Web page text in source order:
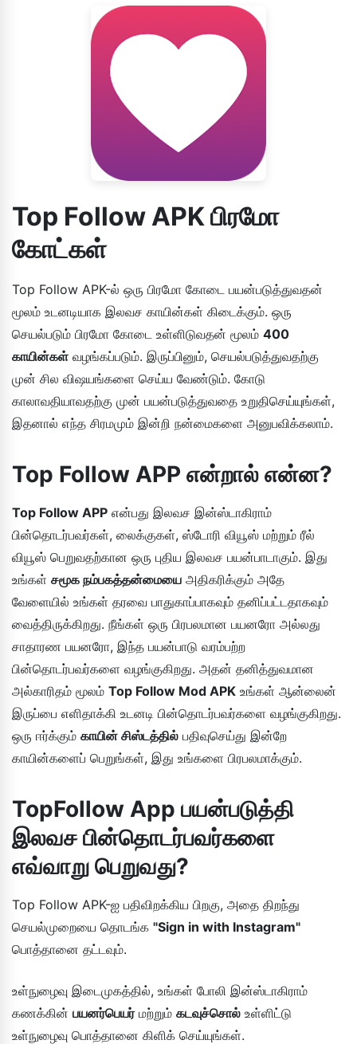
Top Follow APK பிரமோ
கோட்கள்
Top Follow APK-ல் ஒரு பிரமோ கோடை பயன்படுத்துவதன்
மூலம் உடனடியாக இலவச காயின்கள் கிடைக்கும். ஒரு
செயல்படும் பிரமோ கோடை உள்ளிடுவதன் மூலம் 400
காயின்கள் வழங்கப்படும். இருப்பினும், செயல்படுத்துவதற்கு
முன் சில விஷயங்களை செய்ய வேண்டும். கோடு
காலாவதியாவதற்கு முன் பயன்படுத்துவதை உறுதிசெய்யுங்கள்,
இதனால் எந்த சிரமமும் இன்றி நன்மைகளை அனுபவிக்கலாம்.
Top Follow APP என்றால் என்ன?
Top Follow APP என்பது இலவச இன்ஸ்டாகிராம்
பின்தொடர்பவர்கள், லைக்குகள், ஸ்டோரி வியூஸ் மற்றும் ரீல்
வியூஸ் பெறுவதற்கான ஒரு புதிய இலவச பயன்பாடாகும். இது
உங்கள் சமூக நம்பகத்தன்மையை அதிகரிக்கும் அதே
வேளையில் உங்கள் தரவை பாதுகாப்பாகவும் தனிப்பட்டதாகவும்
வைத்திருக்கிறது. நீங்கள் ஒரு பிரபலமான பயனரோ அல்லது
சாதாரண பயனரோ, இந்த பயன்பாடு வரம்பற்ற
பின்தொடர்பவர்களை வழங்குகிறது. அதன் தனித்துவமான
அல்காரிதம் மூலம் Top Follow Mod APK உங்கள் ஆன்லைன்
இருப்பை எளிதாக்கி உடனடி பின்தொடர்பவர்களை வழங்குகிறது.
ஒரு ஈர்க்கும் காயின் சிஸ்டத்தில் பதிவுசெய்து இன்றே
காயின்களைப் பெறுங்கள், இது உங்களை பிரபலமாக்கும்.
TopFollow App பயன்படுத்தி
இலவச பின்தொடர்பவர்களை
எவ்வாறு பெறுவது?
Top Follow APK-ஐ பதிவிறக்கிய பிறகு, அதை திறந்து
செயல்முறையை தொடங்க "Sign in with Instagram"
பொத்தானை தட்டவும்.
உள்நுழைவு இடைமுகத்தில், உங்கள் போலி இன்ஸ்டாகிராம்
கணக்கின் பயனர்பெயர்மற்றும் கடவுச்சொல் உள்ளிட்டு
உள்நுழைவு பொத்தானை கிளிக் செய்யுங்கள்.